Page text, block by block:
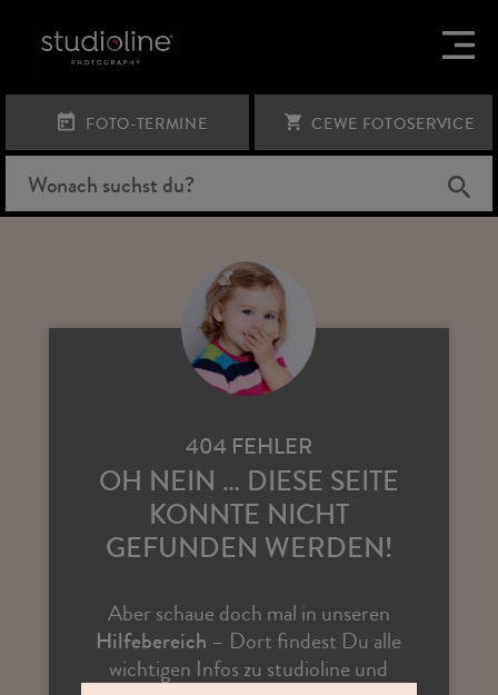
FOTO-TERMINE CEWE FOTOSERVICE
404 FEHLER
OH NEIN … DIESE SEITE
KONNTE NICHT
GEFUNDEN WERDEN!
Aber schaue doch mal in unseren
Hilfebereich – Dort findest Du alle
wichtigen Infos zu studioline und